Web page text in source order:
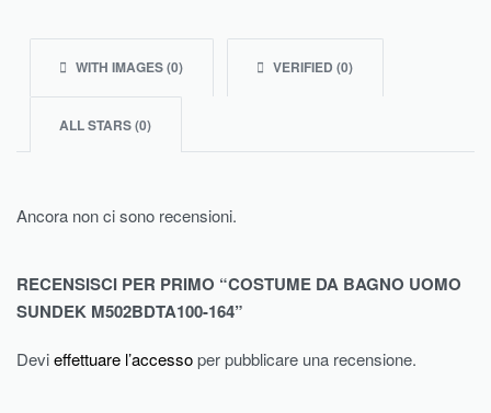
WITH IMAGES (0) VERIFIED (0)
ALL STARS (0)
Ancora non ci sono recensioni.
RECENSISCI PER PRIMO “COSTUME DA BAGNO UOMO
SUNDEK M502BDTA100-164”
Devieffettuare l’accessoper pubblicare una recensione.